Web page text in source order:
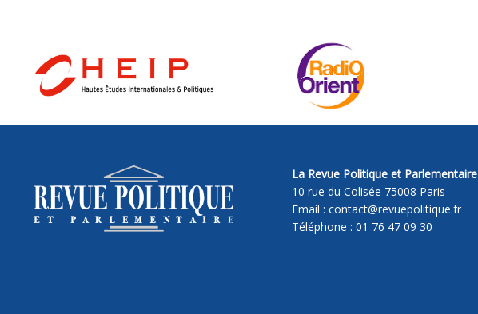
La Revue Politique et Parlementaire
10 rue du Colisée 75008 Paris
Email : contact@revuepolitique.fr
Téléphone : 01 76 47 09 30